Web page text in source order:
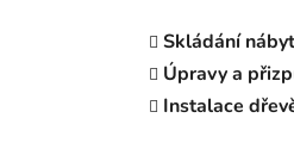
Skládání
Úpravy a
Instalace